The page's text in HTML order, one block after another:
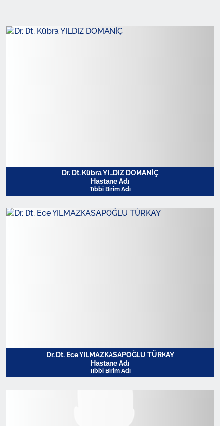
Dr. Dt. Kübra YILDIZ DOMANİÇ
Hastane Adı
Tıbbi Birim Adı
Dr. Dt. Ece YILMAZKASAPOĞLU TÜRKAY
Hastane Adı
Tıbbi Birim Adı